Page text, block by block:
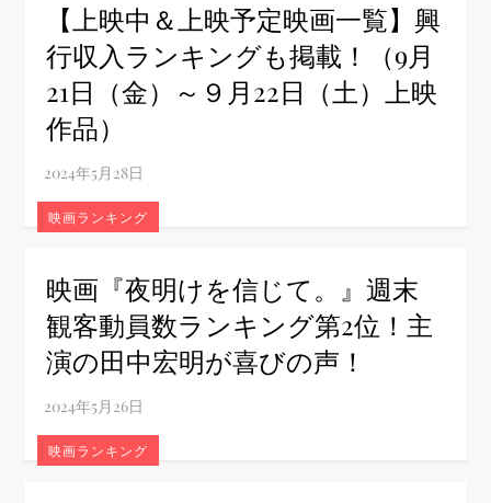
【上映中＆上映予定映画一覧】興
行収入ランキングも掲載！（9月
21日（金）～９月22日（土）上映
作品）
映画ランキング
映画『夜明けを信じて。』週末
観客動員数ランキング第2位！主
演の田中宏明が喜びの声！
映画ランキング